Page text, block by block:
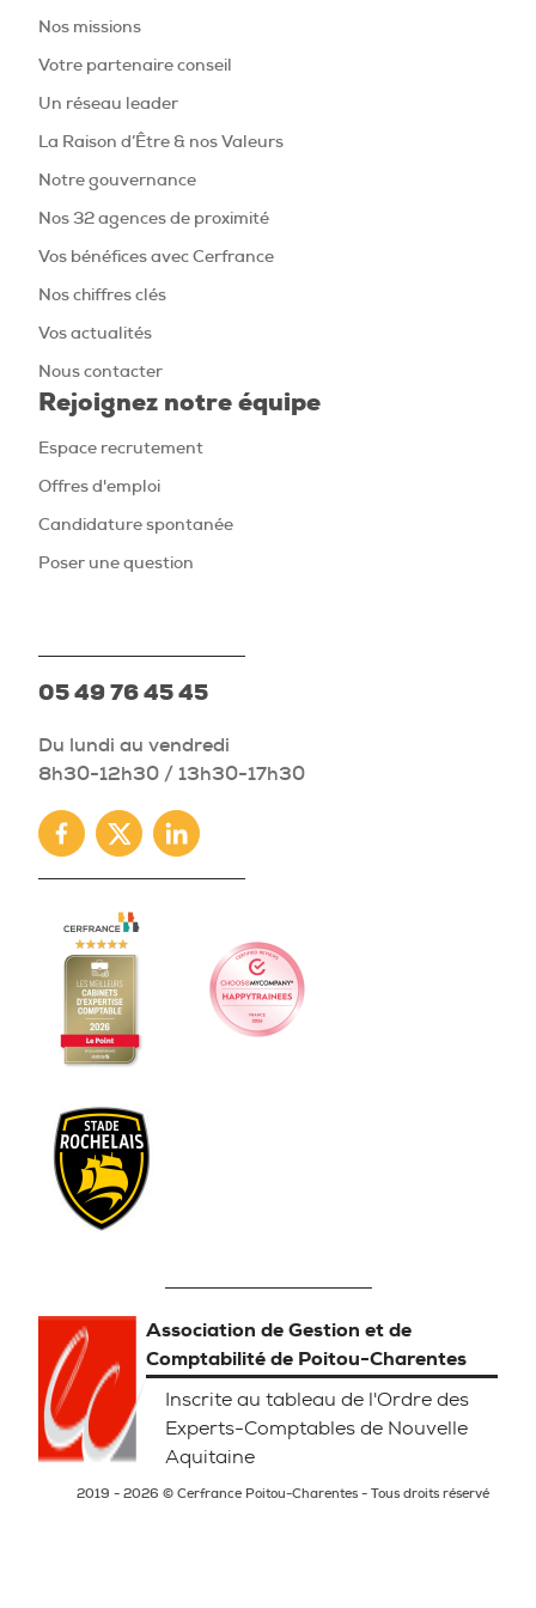
Nos missions
Votre partenaire conseil
Un réseau leader
La Raison d’Être & nos Valeurs
Notre gouvernance
Nos 32 agences de proximité
Vos bénéfices avec Cerfrance
Nos chiffres clés
Vos actualités
Nous contacter
Rejoignez notre équipe
Espace recrutement
Offres d'emploi
Candidature spontanée
Poser une question
05 49 76 45 45
Du lundi au vendredi
8h30-12h30 / 13h30-17h30
Facebook
TwitterLinkedin
Association de Gestion et de
Comptabilité de Poitou-Charentes
Inscrite au tableau de l'Ordre des
Experts-Comptables de Nouvelle
Aquitaine
2019 - 2026 © Cerfrance Poitou-Charentes - Tous droits réservé